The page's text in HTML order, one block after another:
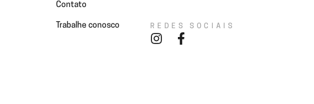
Contato
Trabalhe conosco REDES SOCIAIS